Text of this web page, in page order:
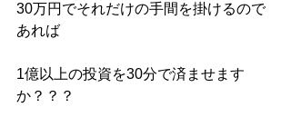
30万円でそれだけの手間を掛けるので
あれば
1億以上の投資を30分で済ませます
か？？？